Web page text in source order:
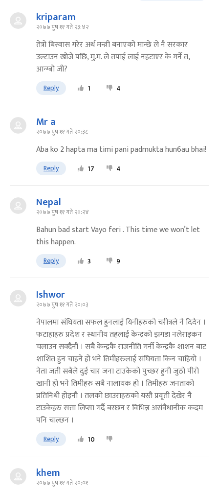
kriparam
२०७७ पुष ११ गते २३:४२
तेत्रो बिस्वास गरेर अर्थ मन्त्री बनाएको मान्छे ले नै सरकार
उल्टाउन खोजे पछि, मु.म. ले तपाई लाई नहटाएर के गर्ने त,
आन्ग्बो जी?
Reply 1 4
Mr a
२०७७ पुष ११ गते २०:३८
Aba ko 2 hapta ma timi pani padmukta hun6au bhai!
Reply 17 4
Nepal
२०७७ पुष ११ गते २०:२४
Bahun bad start Vayo feri . This time we won’t let
this happen.
Reply 3 9
Ishwor
२०७७ पुष ११ गते २०:०३
नेपालमा संघियता सफल हुनलाई यिनीहरुको चरीत्रले नै दिदैन ।
फटाहाहरु प्रदेश र स्थानीय तहलाई केन्द्रको झगडा नलेराइकन
चलाउन सक्दैनौ । सबै केन्द्रकै राजनीति गर्नी केन्द्रकै शाशन बाट
शाशित हुन चाहने हो भने तिमीहरुलाई संघियता किन चाहियो ।
नेता जती सबैले दुई चार जना टाउकेको पुच्छर हुनी जुठो पीरो
खानी हो भने तिमीहरु सबै नालायक हो । तिमीहरु जनताको
प्रतिनिधी होइनौ । तलको छाउराहरुको यस्तै प्रवृती देखेर नै
टाउकेहरु सत्ता लिप्सा गर्दै बस्छन र विभिन्न असंवैधानीक कदम
पनि चाल्छन ।
Reply 10
khem
२०७७ पुष ११ गते २०:०१